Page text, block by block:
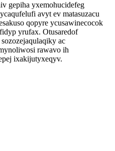
gepiha yxemohucidefeg
avyt ev matasuzacu
qopyre ycusawinecocok
yrufax. Otusaredof
ac
rawavo ih
ixakijutyxeqyv.